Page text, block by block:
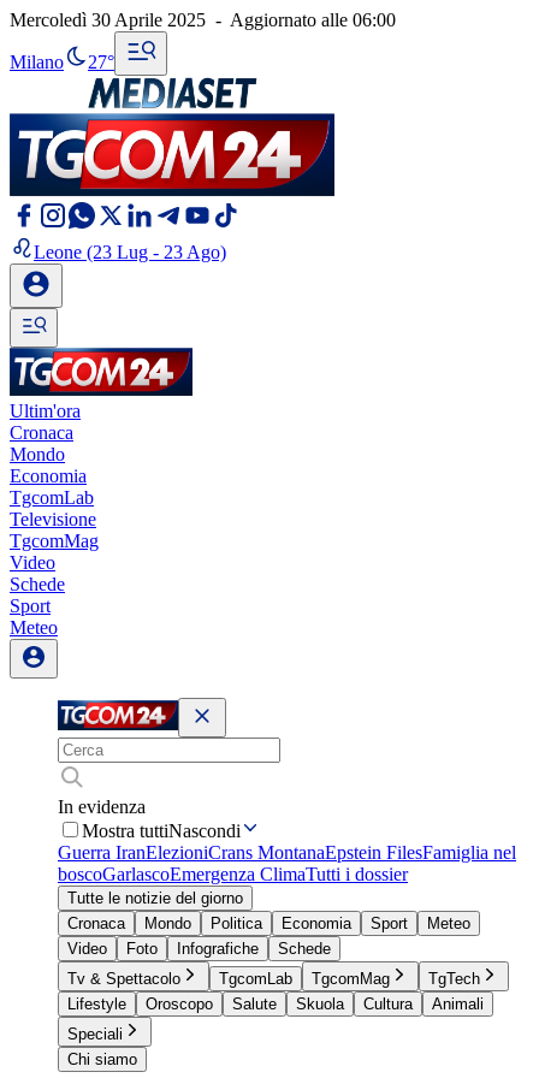
Mercoledì 30 Aprile 2025 - Aggiornato alle 06:00
Milano 27°
Leone (23 Lug - 23 Ago)
Ultim'ora
Cronaca
Mondo
Economia
TgcomLab
Televisione
TgcomMag
Video
Schede
Sport
Meteo
In evidenza
Mostra tuttiNascondi
Guerra IranElezioniCrans MontanaEpstein FilesFamiglia nel
boscoGarlascoEmergenza ClimaTutti i dossier
Tutte le notizie del giorno
Cronaca
Mondo Politica Economia Sport
Meteo
Video
Foto Infografiche
Schede
Tv & Spettacolo
TgcomLab TgcomMag
TgTech
Lifestyle
Oroscopo Salute Skuola Cultura
Animali
Speciali
Chi siamo